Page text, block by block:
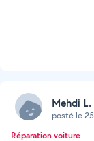
Mehdi L.
posté le
Réparation voiture